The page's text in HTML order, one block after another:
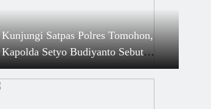
Kunjungi Satpas Polres Tomohon,
Kapolda Setyo Budiyanto Sebut
Masih Prima dan Terjaga